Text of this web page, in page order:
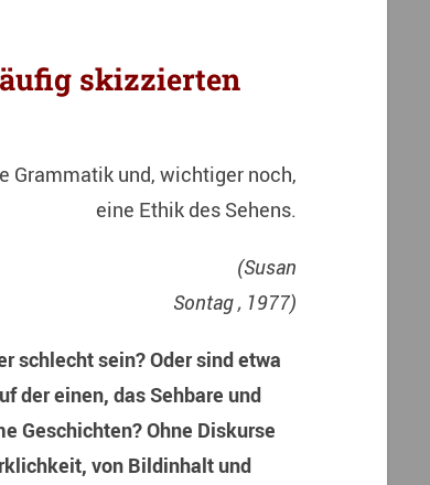
skizzierten
wichtiger noch,
eine Ethik des Sehens.
(Susan
Sontag , 1977)
schlecht sein? Oder sind etwa
der einen, das Sehbare und
Geschichten? Ohne Diskurse
von Bildinhalt und